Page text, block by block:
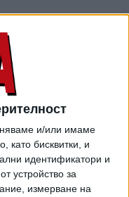
и/или имаме
като бисквитки, и
идентификатори и
устройство за
измерване на
Разгледай всички